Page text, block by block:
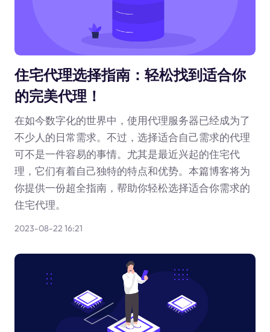
住宅代理选择指南：轻松找到适合你
的完美代理！
在如今数字化的世界中，使用代理服务器已经成为了
不少人的日常需求。不过，选择适合自己需求的代理
可不是一件容易的事情。尤其是最近兴起的住宅代
理，它们有着自己独特的特点和优势。本篇博客将为
你提供一份超全指南，帮助你轻松选择适合你需求的
住宅代理。
2023-08-22 16:21